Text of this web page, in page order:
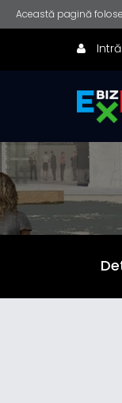
Această pagină
Intră